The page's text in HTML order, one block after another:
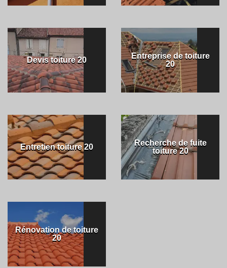
Devis toiture 20
Entreprise de toiture
20
Entretien toiture 20
Recherche de fuite
toiture 20
Rénovation de toiture
20